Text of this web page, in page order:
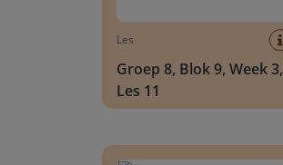
Les
Groep 8, Blok 9, Week 3,
Les 11